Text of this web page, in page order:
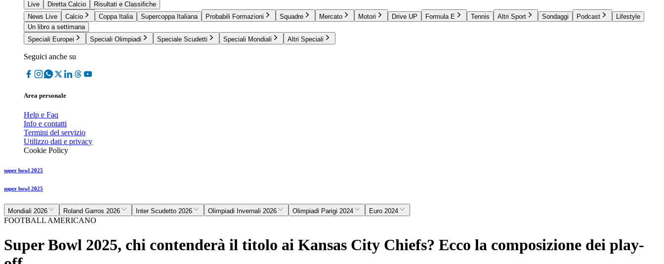
Live
Diretta Calcio
Risultati e Classifiche
News Live
Calcio Coppa Italia Supercoppa Italiana Probabili Formazioni Squadre Mercato Motori Drive UP Formula E Tennis Altri Sport Sondaggi Podcast
Lifestyle
Un libro a settimana
Speciali Europei
Speciali Olimpiadi Speciale Scudetti Speciali Mondiali Altri Speciali
Seguici anche su
Area personale
Help e Faq
Info e contatti
Termini del servizio
Utilizzo dati e privacy
Cookie Policy
super bowl 2025
super bowl 2025
Mondiali 2026 Roland Garros 2026 Inter Scudetto 2026 Olimpiadi Invernali 2026 Olimpiadi Parigi 2024 Euro 2024
FOOTBALL AMERICANO
Super Bowl 2025, chi contenderà il titolo ai Kansas City Chiefs? Ecco la composizione dei play-